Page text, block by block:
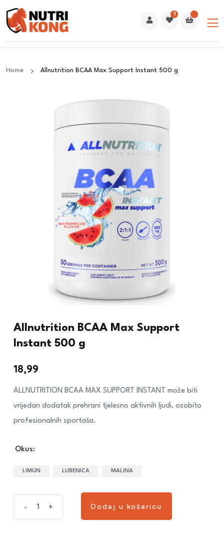
1
Home Allnutrition BCAA Max Support Instant 500 g
Allnutrition BCAA Max Support
Instant 500 g
18,99
ALLNUTRITION BCAA MAX SUPPORT INSTANT može biti
vrijedan dodatak prehrani tjelesno aktivnih ljudi, osobito
profesionalnih sportaša.
Okus:
LIMUN LUBENICA MALINA
- + Dodaj u košaricu